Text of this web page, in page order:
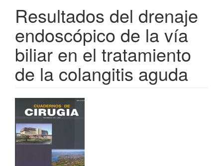
Resultados del drenaje
endoscópico de la vía
biliar en el tratamiento
de la colangitis aguda
Barra
lateral
del
artículo